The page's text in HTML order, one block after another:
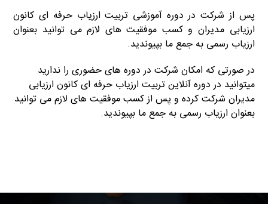
پس از شرکت در دوره آموزشی تربیت ارزیاب حرفه ای کانون
ارزیابی مدیرانو کسب موفقیت های لازم می توانید بعنوان
ارزیاب رسمی به جمع ما بپیوندید.
در صورتی که امکان شرکت در دوره های حضوری را ندارید
میتوانید در دوره آنلاینتربیت ارزیاب حرفه ای کانون ارزیابی
مدیران شرکت کرده و پس از کسب موفقیت های لازم می توانید
بعنوان ارزیاب رسمی به جمع ما بپیوندید.